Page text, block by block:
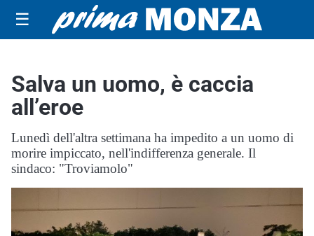
☰
Salva un uomo, è caccia
all’eroe
Lunedì dell'altra settimana ha impedito a un uomo di
morire impiccato, nell'indifferenza generale. Il
sindaco: "Troviamolo"